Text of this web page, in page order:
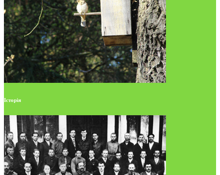
Історія